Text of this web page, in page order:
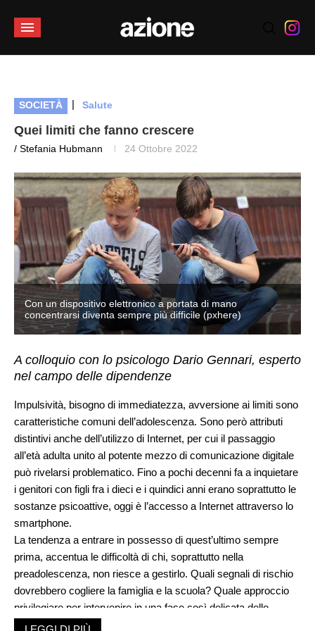
SOCIETÀ | Salute
Quei limiti che fanno crescere
/ Stefania Hubmann 24 Ottobre 2022
Con un dispositivo elettronico a portata di mano
concentrarsi diventa sempre più difficile (pxhere)
A colloquio con lo psicologo Dario Gennari, esperto
nel campo delle dipendenze
Impulsività, bisogno di immediatezza, avversione ai limiti sono
caratteristiche comuni dell’adolescenza. Sono però attributi
distintivi anche dell’utilizzo di Internet, per cui il passaggio
all’età adulta unito al potente mezzo di comunicazione digitale
può rivelarsi problematico. Fino a pochi decenni fa a inquietare
i genitori con figli fra i dieci e i quindici anni erano soprattutto le
sostanze psicoattive, oggi è l’accesso a Internet attraverso lo
smartphone.
La tendenza a entrare in possesso di quest’ultimo sempre
prima, accentua le difficoltà di chi, soprattutto nella
preadolescenza, non riesce a gestirlo. Quali segnali di rischio
dovrebbero cogliere la famiglia e la scuola? Quale approccio
privilegiare per intervenire in una fase così delicata dello
sviluppo della personalità? Abbiamo rivolto questi interrogativi